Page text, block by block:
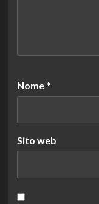
Nome *
Sito web